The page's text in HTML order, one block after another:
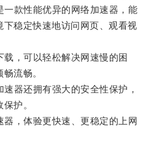
款性能优异的网络加速器，能
稳定快速地访问网页、观看视
，可以轻松解决网速慢的困
流畅。
器还拥有强大的安全性保护，
护。
，体验更快速、更稳定的上网